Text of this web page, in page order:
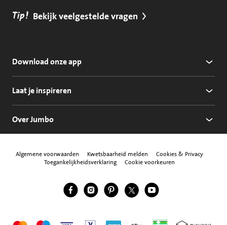
Tip! Bekijk veelgestelde vragen
Download onze app
Laat je inspireren
Over Jumbo
Algemene voorwaarden Kwetsbaarheid melden
Cookies & Privacy
Toegankelijkheidsverklaring
Cookie voorkeuren
Volg ons
Jumbo Facebook
Jumbo Instagram
Jumbo Pinterest
Jumbo Twitter
Jumbo YouTube
MastercardMaestroVisa Vpay American Express
Apple Pay Thuiswinkel